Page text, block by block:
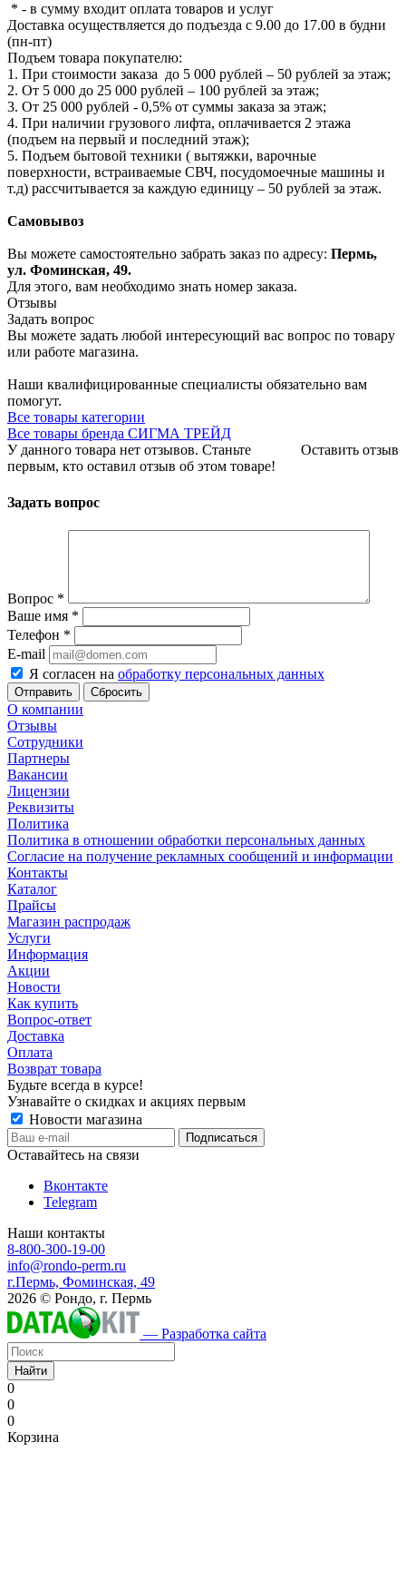
* - в сумму входит оплата товаров и услуг
Доставка осуществляется до подъезда с 9.00 до 17.00 в будни
(пн-пт)
Подъем товара покупателю:
1. При стоимости заказа до 5 000 рублей – 50 рублей за этаж;
2. От 5 000 до 25 000 рублей – 100 рублей за этаж;
3. От 25 000 рублей - 0,5% от суммы заказа за этаж;
4. При наличии грузового лифта, оплачивается 2 этажа
(подъем на первый и последний этаж);
5. Подъем бытовой техники ( вытяжки, варочные
поверхности, встраиваемые СВЧ, посудомоечные машины и
т.д) рассчитывается за каждую единицу – 50 рублей за этаж.
Самовывоз
Вы можете самостоятельно забрать заказ по адресу: Пермь,
ул. Фоминская, 49.
Для этого, вам необходимо знать номер заказа.
Отзывы
Задать вопрос
Вы можете задать любой интересующий вас вопрос по товару
или работе магазина.
Наши квалифицированные специалисты обязательно вам
помогут.
Все товары категории
Все товары бренда СИГМА ТРЕЙД
Оставить отзыв
У данного товара нет отзывов. Станьте
первым, кто оставил отзыв об этом товаре!
Задать вопрос
Вопрос *
Ваше имя *
Телефон *
E-mail
Я согласен на обработку персональных данных
Сбросить
О компании
Отзывы
Сотрудники
Партнеры
Вакансии
Лицензии
Реквизиты
Политика
Политика в отношении обработки персональных данных
Согласие на получение рекламных сообщений и информации
Контакты
Каталог
Прайсы
Магазин распродаж
Услуги
Информация
Акции
Новости
Как купить
Вопрос-ответ
Доставка
Оплата
Возврат товара
Будьте всегда в курсе!
Узнавайте о скидках и акциях первым
Новости магазина
Оставайтесь на связи
Вконтакте
Telegram
Наши контакты
8-800-300-19-00
info@rondo-perm.ru
г.Пермь, Фоминская, 49
2026 © Рондо, г. Пермь
— Разработка сайта
Найти
0
0
0
Корзина